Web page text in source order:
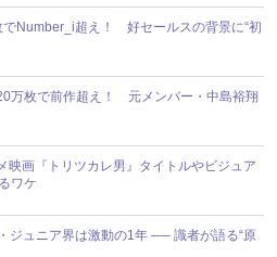
でNumber_i超え！ 好セールスの背景に“初
万枚で前作超え！ 元メンバー・中島裕翔
映画『トリツカレ男』タイトルやビジュア
ワケ
ジュニア界は激動の1年 ── 識者が語る“原